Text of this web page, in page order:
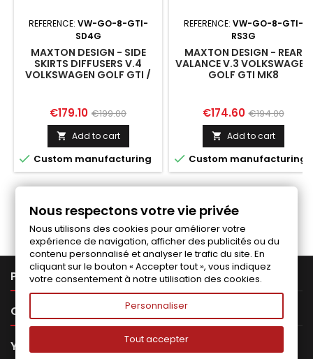
REFERENCE: VW-GO-8-GTI-
SD4G
MAXTON DESIGN - SIDE
SKIRTS DIFFUSERS V.4
VOLKSWAGEN GOLF GTI /
Price
€179.10 Regular
price
€199.00
 Add to cart
 Custom manufacturing
REFERENCE: VW-GO-8-GTI-
RS3G
MAXTON DESIGN - REAR
VALANCE V.3 VOLKSWAGEN
GOLF GTI MK8
Price
€174.60 Regular
price
€194.00
 Add to cart
 Custom manufacturing
Follow us on Facebook
PRODUCTS
OUR COMPANY
YOUR ACCOUNT
Nous respectons votre vie privée
Nous utilisons des cookies pour améliorer votre
expérience de navigation, afficher des publicités ou du
contenu personnalisé et analyser le trafic du site. En
cliquant sur le bouton « Accepter tout », vous indiquez
votre consentement à notre utilisation des cookies.
Personnaliser
Tout accepter